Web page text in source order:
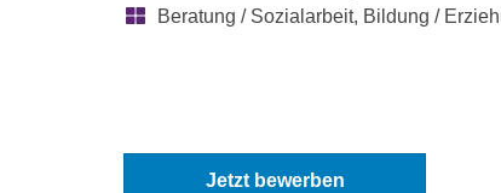
Beratung / Sozialarbeit, Bildung /
Jetzt bewerben